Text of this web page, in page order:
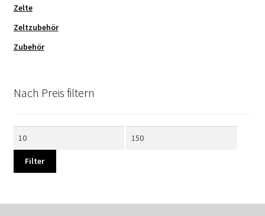
Zelte
Zeltzubehör
Zubehör
Nach Preis filtern
Filter